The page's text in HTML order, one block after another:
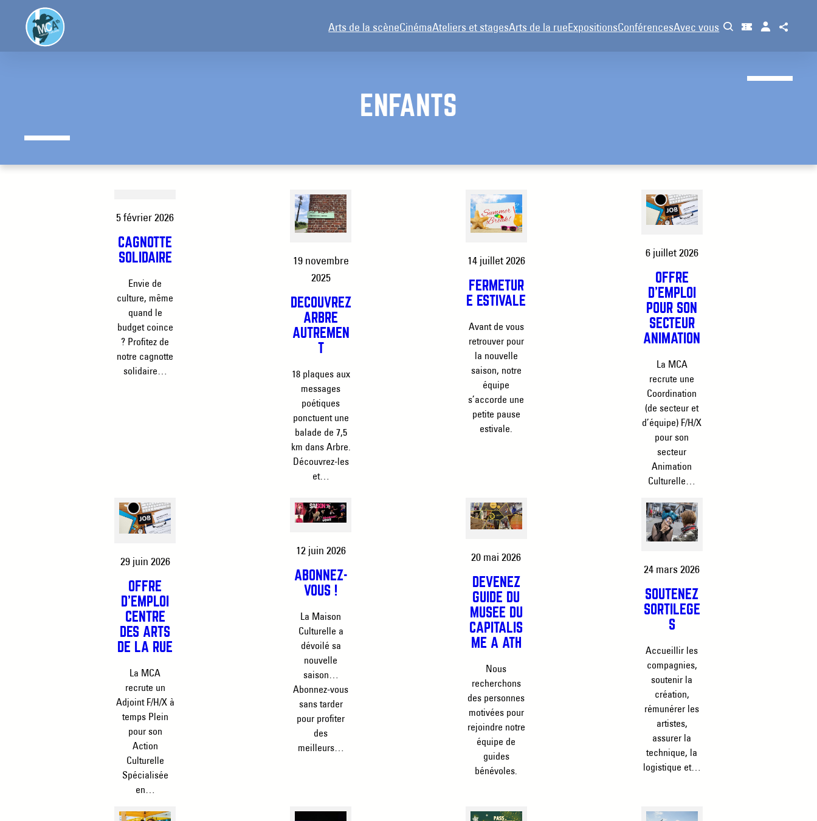
contenu
Arts de la scèneCinémaAteliers et stagesArts de la rueExpositionsConférencesAvec vous
ENFANTS
5 février 2026
CAGNOTTE
SOLIDAIRE
Envie de
culture, même
quand le
budget coince
? Profitez de
notre cagnotte
solidaire…
19 novembre
2025
DÉCOUVREZ
ARBRE
AUTREMEN
18 plaques aux
messages
poétiques
ponctuent une
balade de 7,5
km dans Arbre.
Découvrez-les
et…
14 juillet 2026
FERMETUR
E ESTIVALE
Avant de vous
retrouver pour
la nouvelle
saison, notre
équipe
s’accorde une
petite pause
estivale.
6 juillet 2026
OFFRE
D’EMPLOI
POUR SON
SECTEUR
ANIMATION
La MCA
recrute une
Coordination
(de secteur et
d’équipe) F/H/X
pour son
secteur
Animation
Culturelle…
29 juin 2026
OFFRE
D’EMPLOI
CENTRE
DES ARTS
DE LA RUE
La MCA
recrute un
Adjoint F/H/X à
temps Plein
pour son
Action
Culturelle
Spécialisée
en…
12 juin 2026
ABONNEZ-
VOUS !
La Maison
Culturelle a
dévoilé sa
nouvelle
saison…
Abonnez-vous
sans tarder
pour profiter
des
meilleurs…
20 mai 2026
DEVENEZ
GUIDE DU
MUSÉE DU
CAPITALIS
ME À ATH
Nous
recherchons
des personnes
motivées pour
rejoindre notre
équipe de
guides
bénévoles.
24 mars 2026
SOUTENEZ
SORTILÈGE
S
Accueillir les
compagnies,
soutenir la
création,
rémunérer les
artistes,
assurer la
technique, la
logistique et…